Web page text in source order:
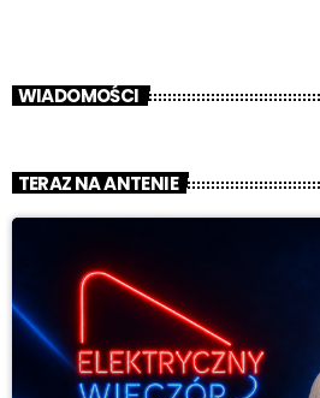
WIADOMOŚCI
TERAZ NA ANTENIE